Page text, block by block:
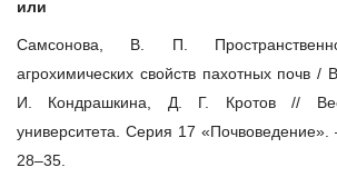
или
Самсонова, В. П.
агрохимических свойств пахотных почв
И. Кондрашкина, Д. Г. Кротов //
университета. Серия 17
28–35.